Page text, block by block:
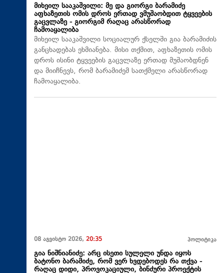
მიხეილ სააკაშვილი: მე და გიორგი ბარამიძე
აფხაზეთის ომის დროს ერთად ვმუშაობდით ტყვეების
გაცვლაზე - გიორგიმ რაღაც არასწორად
ჩამოაყალიბა
მიხეილ სააკაშვილი სოციალურ ქსელში გია ბარამიძის
განცხადებას ეხმიანება. მისი თქმით, აფხაზეთის ომის
დროს ისინი ტყვეების გაცვლაზე ერთად მუშაობდნენ
და მიიჩნევს, რომ ბარამიძემ სათქმელი არასწორად
ჩამოაყალიბა.
08 აგვისტო 2026, 20:35 პოლიტიკა
გია ნიშნიანიძე: არც ისეთი სულელი უნდა იყოს
ბატონო ბარამიძე, რომ ვერ ხვდებოდეს რა თქვა -
რაღაც დიდი, პროვოკაციული, ბინძური პროექტის